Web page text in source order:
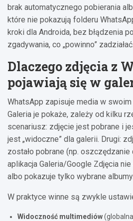
brak automatycznego pobierania
które nie pokazują folderu
kroki dla Androida, bez błądzenia
zgadywania, co „powinno” zadziałać.
Dlaczego zdjęcia z
pojawiają się w
WhatsApp zapisuje media w
Galeria je pokaże, zależy od kilku
scenariusz: zdjęcie jest pobrane i
jest „widoczne” dla galerii. Drugi:
zostało pobrane (np. oszczędzanie
aplikacja Galeria/Google Zdjęcia
albo pokazuje tylko wybrane albumy.
W praktyce winne są zwykle
Widoczność multimediów